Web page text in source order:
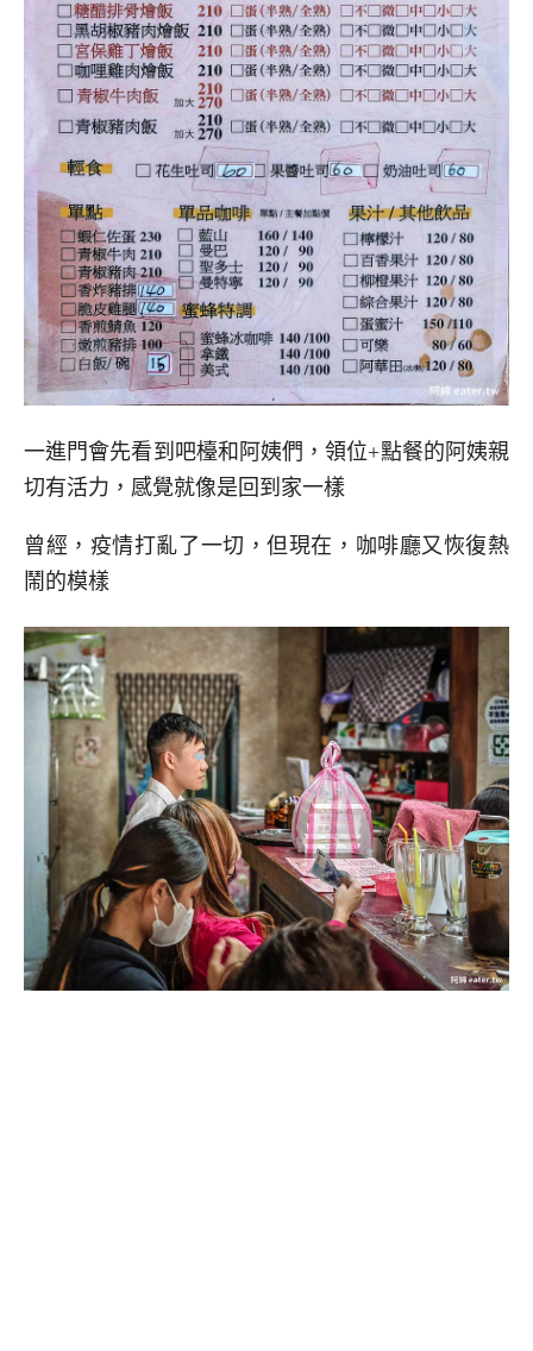
一進門會先看到吧檯和阿姨們，領位+點餐的阿姨親
切有活力，感覺就像是回到家一樣
曾經，疫情打亂了一切，但現在，咖啡廳又恢復熱
鬧的模樣